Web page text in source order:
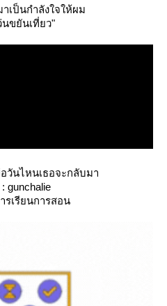
เป็นกำลังใจให้ผม
ขยันเที่ยว"
วันไหนเธอจะกลับมา
gunchalie
รเรียนการสอน